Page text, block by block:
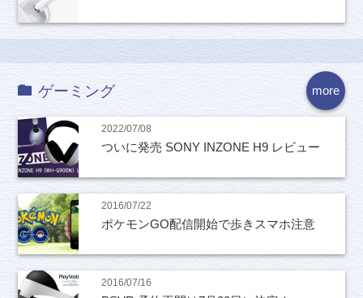
more
ゲーミング
2022/07/08
ついに発売 SONY INZONE H9 レビュー
2016/07/22
ポケモンGO配信開始で歩きスマホ注意
2016/07/16